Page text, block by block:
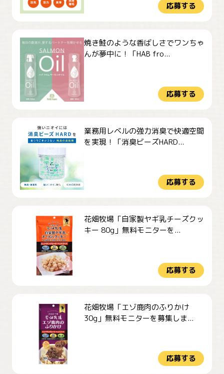
応募する
焼き鮭のような香ばしさでワンちゃ
んが夢中に！「HAB fro...
応募する
業務用レベルの強力消臭で快適空間
を実現！「消臭ビーズHARD...
応募する
花畑牧場「自家製ヤギ乳チーズクッ
キー 80g」無料モニターを...
応募する
花畑牧場「エゾ鹿肉のふりかけ
30g」無料モニターを募集しま...
応募する